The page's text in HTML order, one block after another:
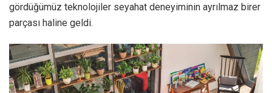
gördüğümüz teknolojiler seyahat deneyiminin ayrılmaz birer
parçası haline geldi.